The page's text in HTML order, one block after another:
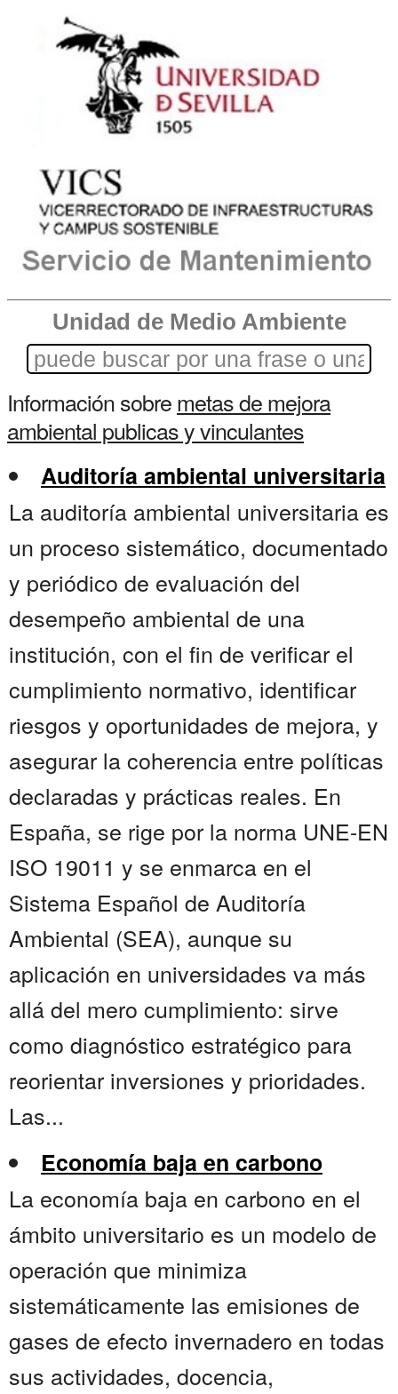
Unidad de Medio Ambiente
Información sobremetas de mejora
ambiental publicas y vinculantes
Auditoría ambiental universitaria
La auditoría ambiental universitaria es
un proceso sistemático, documentado
y periódico de evaluación del
desempeño ambiental de una
institución, con el fin de verificar el
cumplimiento normativo, identificar
riesgos y oportunidades de mejora, y
asegurar la coherencia entre políticas
declaradas y prácticas reales. En
España, se rige por la norma UNE-EN
ISO 19011 y se enmarca en el
Sistema Español de Auditoría
Ambiental (SEA), aunque su
aplicación en universidades va más
allá del mero cumplimiento: sirve
como diagnóstico estratégico para
reorientar inversiones y prioridades.
Las...
Economía baja en carbono
La economía baja en carbono en el
ámbito universitario es un modelo de
operación que minimiza
sistemáticamente las emisiones de
gases de efecto invernadero en todas
sus actividades, docencia,